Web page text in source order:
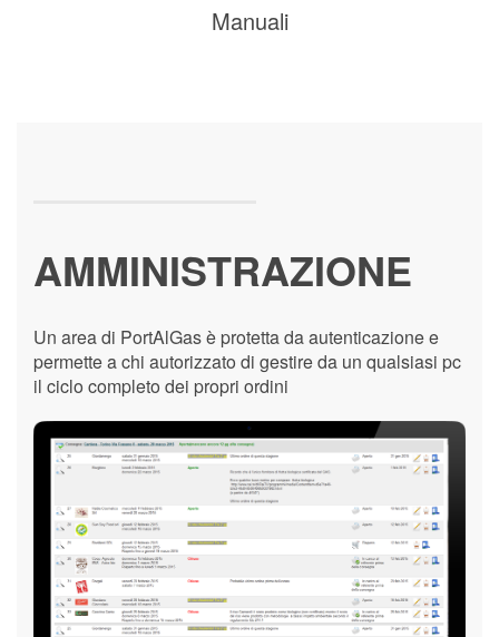
Manuali
AMMINISTRAZIONE
Un area di PortAlGas è protetta da autenticazione e
permette a chi autorizzato di gestire da un qualsiasi pc
il ciclo completo dei propri ordini